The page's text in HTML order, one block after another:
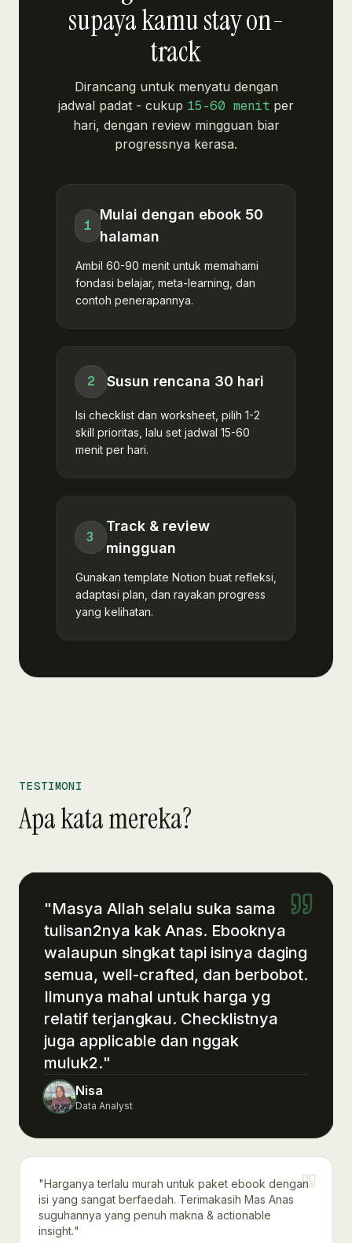
supaya kamu stay on-
track
Dirancang untuk menyatu dengan
jadwal padat - cukup 15-60 menit per
hari, dengan review mingguan biar
progressnya kerasa.
1
Mulai dengan ebook 50
halaman
Ambil 60-90 menit untuk memahami
fondasi belajar, meta-learning, dan
contoh penerapannya.
2 Susun rencana 30 hari
Isi checklist dan worksheet, pilih 1-2
skill prioritas, lalu set jadwal 15-60
menit per hari.
3
Track & review
mingguan
Gunakan template Notion buat refleksi,
adaptasi plan, dan rayakan progress
yang kelihatan.
TESTIMONI
Apa kata mereka?
"Masya Allah selalu suka sama
tulisan2nya kak Anas. Ebooknya
walaupun singkat tapi isinya daging
semua, well-crafted, dan berbobot.
Ilmunya mahal untuk harga yg
relatif terjangkau. Checklistnya
juga applicable dan nggak
muluk2."
Nisa
Data Analyst
"Harganya terlalu murah untuk paket ebook dengan
isi yang sangat berfaedah. Terimakasih Mas Anas
suguhannya yang penuh makna & actionable
insight."